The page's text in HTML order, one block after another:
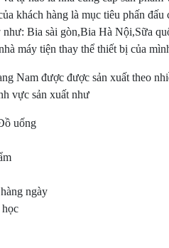
khách hàng là mục tiêu phấn
như: Bia sài gòn,Bia Hà Nội,Sữa
máy tiện thay thể thiết bị của
Nam được được sản xuất theo
vực sản xuất như
uống
ngày